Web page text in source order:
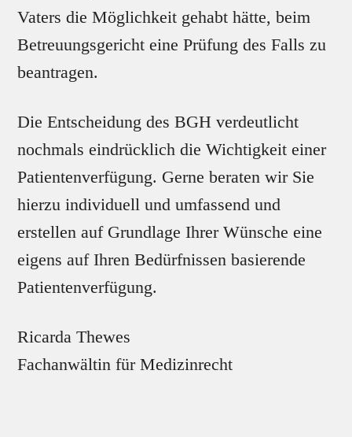
Vaters die Möglichkeit gehabt hätte, beim
Betreuungsgericht eine Prüfung des Falls zu
beantragen.
Die Entscheidung des BGH verdeutlicht
nochmals eindrücklich die Wichtigkeit einer
Patientenverfügung. Gerne beraten wir Sie
hierzu individuell und umfassend und
erstellen auf Grundlage Ihrer Wünsche eine
eigens auf Ihren Bedürfnissen basierende
Patientenverfügung.
Ricarda Thewes
Fachanwältin für Medizinrecht